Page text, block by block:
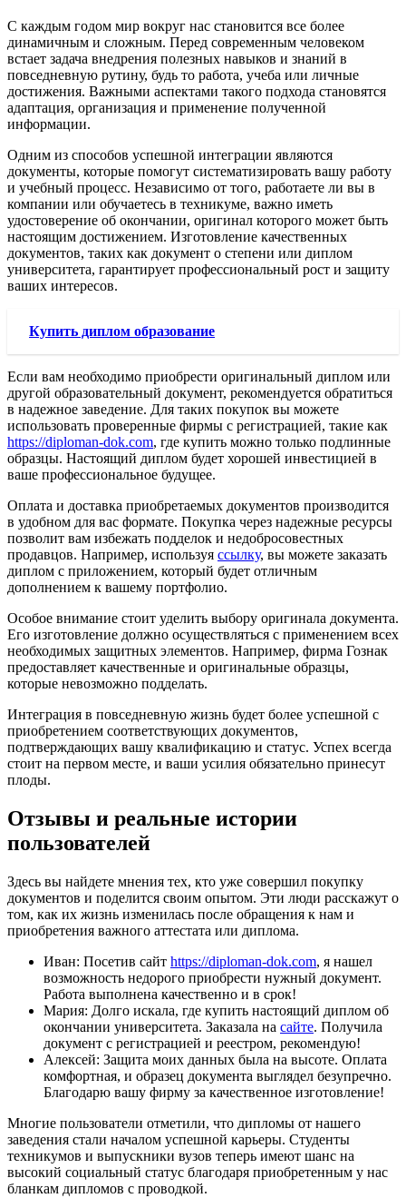
С каждым годом мир вокруг нас становится все более
динамичным и сложным. Перед современным человеком
встает задача внедрения полезных навыков и знаний в
повседневную рутину, будь то работа, учеба или личные
достижения. Важными аспектами такого подхода становятся
адаптация, организация и применение полученной
информации.
Одним из способов успешной интеграции являются
документы, которые помогут систематизировать вашу работу
и учебный процесс. Независимо от того, работаете ли вы в
компании или обучаетесь в техникуме, важно иметь
удостоверение об окончании, оригинал которого может быть
настоящим достижением. Изготовление качественных
документов, таких как документ о степени или диплом
университета, гарантирует профессиональный рост и защиту
ваших интересов.
Купить диплом образование
Если вам необходимо приобрести оригинальный диплом или
другой образовательный документ, рекомендуется обратиться
в надежное заведение. Для таких покупок вы можете
использовать проверенные фирмы с регистрацией, такие как
https://diploman-dok.com, где купить можно только подлинные
образцы. Настоящий диплом будет хорошей инвестицией в
ваше профессиональное будущее.
Оплата и доставка приобретаемых документов производится
в удобном для вас формате. Покупка через надежные ресурсы
позволит вам избежать подделок и недобросовестных
продавцов. Например, используя ссылку, вы можете заказать
диплом с приложением, который будет отличным
дополнением к вашему портфолио.
Особое внимание стоит уделить выбору оригинала документа.
Его изготовление должно осуществляться с применением всех
необходимых защитных элементов. Например, фирма Гознак
предоставляет качественные и оригинальные образцы,
которые невозможно подделать.
Интеграция в повседневную жизнь будет более успешной с
приобретением соответствующих документов,
подтверждающих вашу квалификацию и статус. Успех всегда
стоит на первом месте, и ваши усилия обязательно принесут
плоды.
Отзывы и реальные истории
пользователей
Здесь вы найдете мнения тех, кто уже совершил покупку
документов и поделится своим опытом. Эти люди расскажут о
том, как их жизнь изменилась после обращения к нам и
приобретения важного аттестата или диплома.
Иван: Посетив сайт https://diploman-dok.com, я нашел
возможность недорого приобрести нужный документ.
Работа выполнена качественно и в срок!
Мария: Долго искала, где купить настоящий диплом об
окончании университета. Заказала на сайте. Получила
документ с регистрацией и реестром, рекомендую!
Алексей: Защита моих данных была на высоте. Оплата
комфортная, и образец документа выглядел безупречно.
Благодарю вашу фирму за качественное изготовление!
Многие пользователи отметили, что дипломы от нашего
заведения стали началом успешной карьеры. Студенты
техникумов и выпускники вузов теперь имеют шанс на
высокий социальный статус благодаря приобретенным у нас
бланкам дипломов с проводкой.